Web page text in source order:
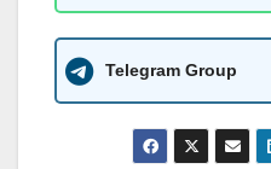
Telegram Group